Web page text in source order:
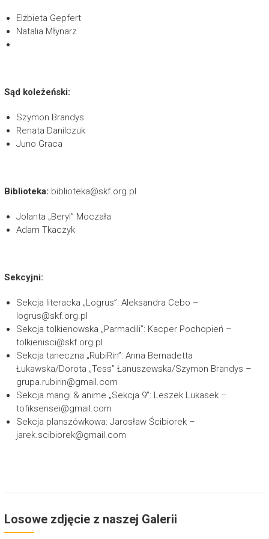
Elżbieta Gepfert
Natalia Młynarz
Sąd koleżeński:
Szymon Brandys
Renata Danilczuk
Juno Graca
Biblioteka: biblioteka@skf.org.pl
Jolanta „Beryl” Moczała
Adam Tkaczyk
Sekcyjni:
Sekcja literacka „Logrus”: Aleksandra Cebo –
logrus@skf.org.pl
Sekcja tolkienowska „Parmadili”: Kacper Pochopień –
tolkienisci@skf.org.pl
Sekcja taneczna „RubiRin”: Anna Bernadetta
Łukawska/Dorota „Tess” Łanuszewska/Szymon Brandys –
grupa.rubirin@gmail.com
Sekcja mangi & anime „Sekcja 9”: Leszek Lukasek –
tofiksensei@gmail.com
Sekcja planszówkowa: Jarosław Ścibiorek –
jarek.scibiorek@gmail.com
Losowe zdjęcie z naszej Galerii